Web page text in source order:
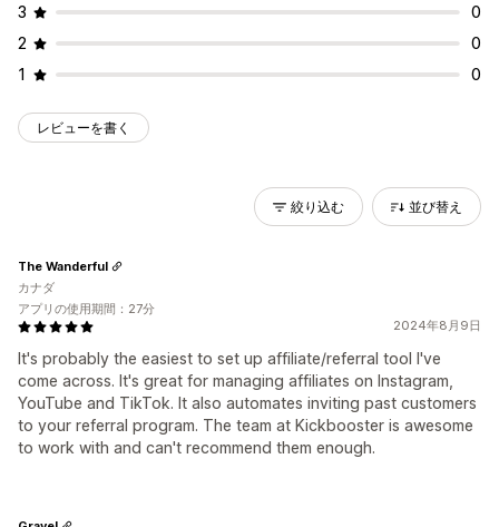
3
0
2
0
1
0
レビューを書く
絞り込む 並び替え
2024年8月9日
It's probably the easiest to set up affiliate/referral tool I've
come across. It's great for managing affiliates on Instagram,
YouTube and TikTok. It also automates inviting past customers
to your referral program. The team at Kickbooster is awesome
to work with and can't recommend them enough.
The Wanderful
カナダ
アプリの使用期間：27分